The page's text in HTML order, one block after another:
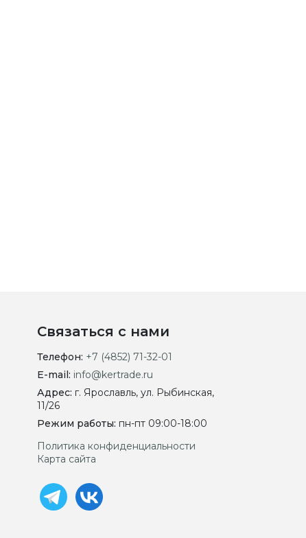
Связаться с нами
Телефон: +7 (4852) 71-32-01
E-mail: info@kertrade.ru
Адрес: г. Ярославль, ул. Рыбинская,
11/26
Режим работы: пн-пт 09:00-18:00
Политика конфиденциальности
Карта сайта